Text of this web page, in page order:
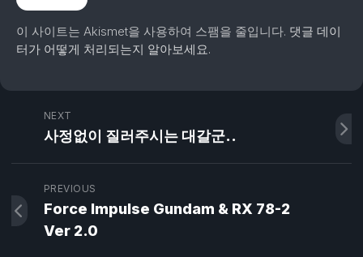
이 사이트는 Akismet을 사용하여 스팸을 줄입니다. 댓글 데이
터가 어떻게 처리되는지 알아보세요.
NEXT
사정없이 질러주시는 대갈군..
PREVIOUS
Force Impulse Gundam & RX 78-2
Ver 2.0